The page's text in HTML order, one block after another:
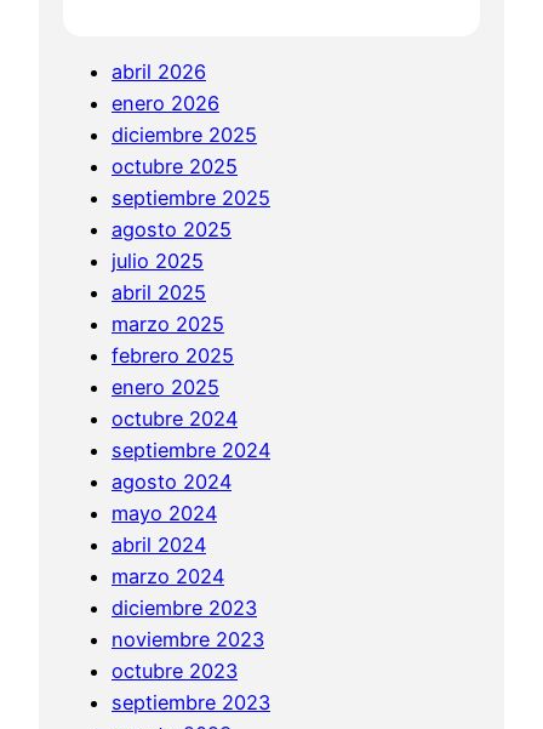
i
c
a
n
c
e
o
f
M
o
o
n
i
n
t
h
e
1
s
t
H
abril 2026
enero 2026
diciembre 2025
octubre 2025
septiembre 2025
agosto 2025
julio 2025
abril 2025
marzo 2025
febrero 2025
enero 2025
octubre 2024
septiembre 2024
agosto 2024
mayo 2024
abril 2024
marzo 2024
diciembre 2023
noviembre 2023
octubre 2023
septiembre 2023